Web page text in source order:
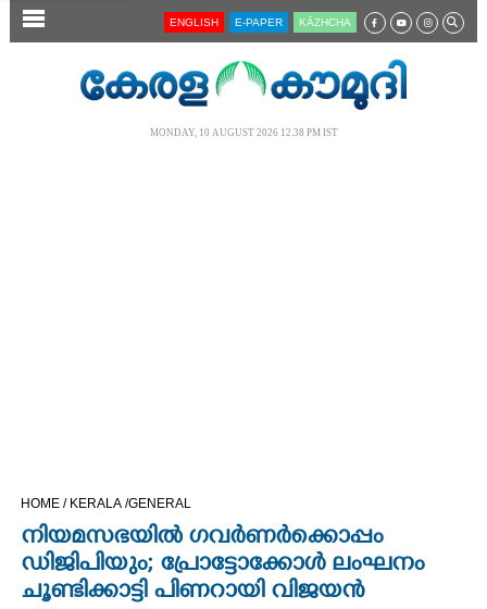
SECTIONS
CINEMA
OPINION
ENGLISH E-PAPER KĀZHCHA
MONDAY, 10 AUGUST 2026 12.38 PM IST
HOME / KERALA /GENERAL
നിയമസഭയിൽ ഗവർണർക്കൊപ്പം
ഡിജിപിയും; പ്രോട്ടോക്കോൾ ലംഘനം
ചൂണ്ടിക്കാട്ടി പിണറായി വിജയൻ